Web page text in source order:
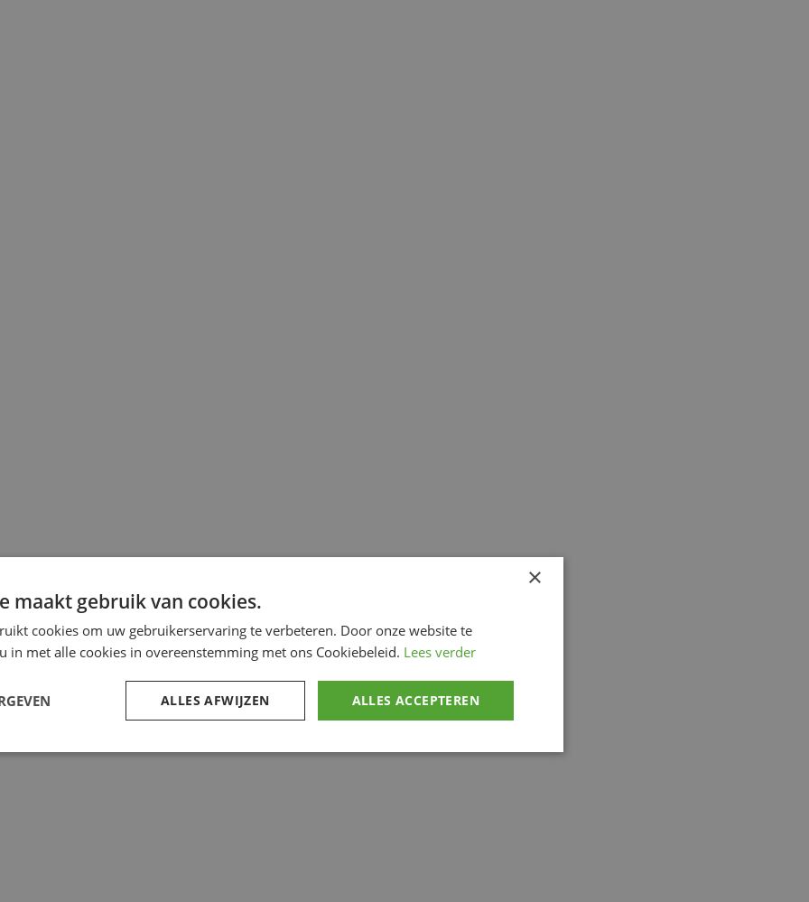
×
maakt gebruik van cookies.
cookies om uw gebruikerservaring te verbeteren. Door onze website te
in met alle cookies in overeenstemming met ons Cookiebeleid. Lees verder
ALLES ACCEPTEREN
ALLES AFWIJZEN